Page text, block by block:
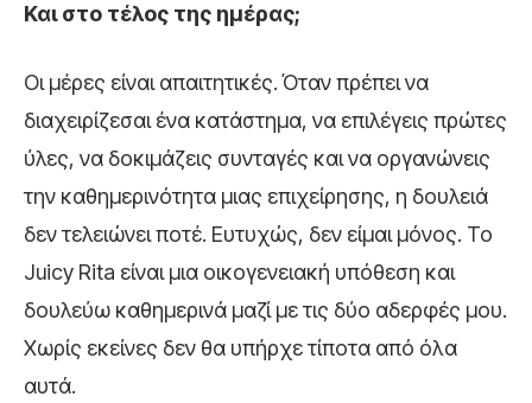
Και στο τέλος της ημέρας;
Οι μέρες είναι απαιτητικές. Όταν πρέπει να
διαχειρίζεσαι ένα κατάστημα, να επιλέγεις πρώτες
ύλες, να δοκιμάζεις συνταγές και να οργανώνεις
την καθημερινότητα μιας επιχείρησης, η δουλειά
δεν τελειώνει ποτέ. Ευτυχώς, δεν είμαι μόνος. Το
Juicy Rita είναι μια οικογενειακή υπόθεση και
δουλεύω καθημερινά μαζί με τις δύο αδερφές μου.
Χωρίς εκείνες δεν θα υπήρχε τίποτα από όλα
αυτά.